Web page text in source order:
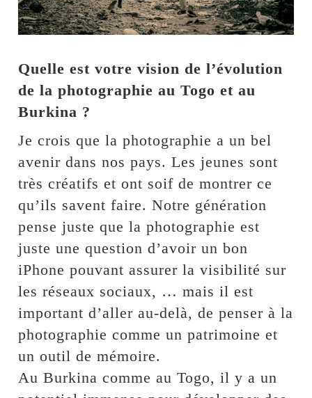
Quelle est votre vision de l’évolution
de la photographie au Togo et au
Burkina ?
Je crois que la photographie a un bel
avenir dans nos pays. Les jeunes sont
très créatifs et ont soif de montrer ce
qu’ils savent faire. Notre génération
pense juste que la photographie est
juste une question d’avoir un bon
iPhone pouvant assurer la visibilité sur
les réseaux sociaux, … mais il est
important d’aller au-delà, de penser à la
photographie comme un patrimoine et
un outil de mémoire.
Au Burkina comme au Togo, il y a un